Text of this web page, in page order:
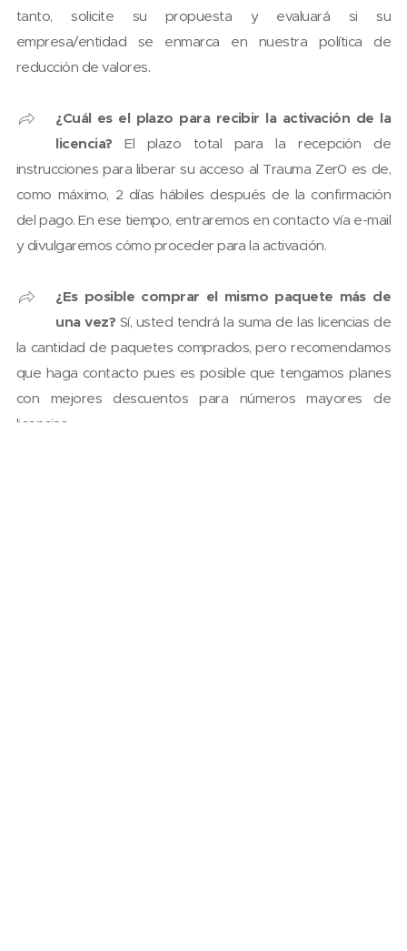
tanto, solicite su propuesta y evaluará si su
empresa/entidad se enmarca en nuestra política de
reducción de valores.
¿Cuál es el plazo para recibir la activación de la
licencia?El plazo total para la recepción de
instrucciones para liberar su acceso al Trauma Zer0 es de,
como máximo, 2 días hábiles después de la confirmación
del pago. En ese tiempo, entraremos en contacto vía e-mail
y divulgaremos cómo proceder para la activación.
¿Es posible comprar el mismo paquete más de
una vez? Sí, usted tendrá la suma de las licencias de
la cantidad de paquetes comprados, pero recomendamos
que haga contacto pues es posible que tengamos planes
con mejores descuentos para números mayores de
licencias.